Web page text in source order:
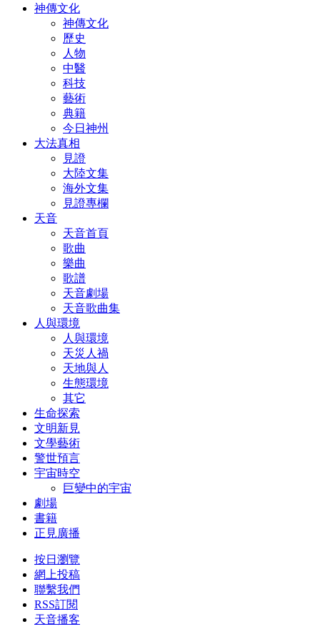
神傳文化
神傳文化
歷史
人物
中醫
科技
藝術
典籍
今日神州
大法真相
見證
大陸文集
海外文集
見證專欄
天音
天音首頁
歌曲
樂曲
歌譜
天音劇場
天音歌曲集
人與環境
人與環境
天災人禍
天地與人
生態環境
其它
生命探索
文明新見
文學藝術
警世預言
宇宙時空
巨變中的宇宙
劇場
書籍
正見廣播
按日瀏覽
網上投稿
聯繫我們
RSS訂閱
天音播客